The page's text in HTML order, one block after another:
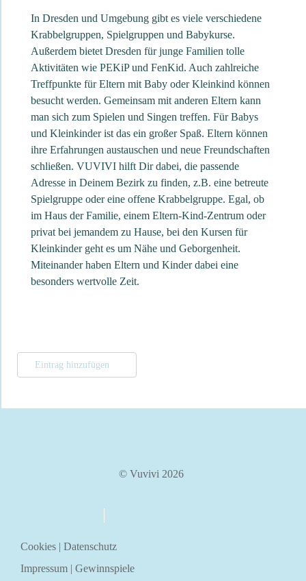
In Dresden und Umgebung gibt es viele verschiedene
Krabbelgruppen, Spielgruppen und Babykurse.
Außerdem bietet Dresden für junge Familien tolle
Aktivitäten wie PEKiP und FenKid. Auch zahlreiche
Treffpunkte für Eltern mit Baby oder Kleinkind können
besucht werden. Gemeinsam mit anderen Eltern kann
man sich zum Spielen und Singen treffen. Für Babys
und Kleinkinder ist das ein großer Spaß. Eltern können
ihre Erfahrungen austauschen und neue Freundschaften
schließen. VUVIVI hilft Dir dabei, die passende
Adresse in Deinem Bezirk zu finden, z.B. eine betreute
Spielgruppe oder eine offene Krabbelgruppe. Egal, ob
im Haus der Familie, einem Eltern-Kind-Zentrum oder
privat bei jemandem zu Hause, bei den Kursen für
Kleinkinder geht es um Nähe und Geborgenheit.
Miteinander haben Eltern und Kinder dabei eine
besonders wertvolle Zeit.
Eintrag hinzufügen
© Vuvivi 2026
Cookies | Datenschutz
Impressum | Gewinnspiele